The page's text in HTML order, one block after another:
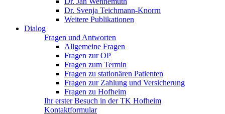
Dr. Svenja Teichmann-Knorrn
Weitere Publikationen
Dialog
Fragen und Antworten
Allgemeine Fragen
Fragen zur OP
Fragen zum Termin
Fragen zu stationären Patienten
Fragen zur Zahlung und Versicherung
Fragen zu Hofheim
Ihr erster Besuch in der TK Hofheim
Kontaktformular